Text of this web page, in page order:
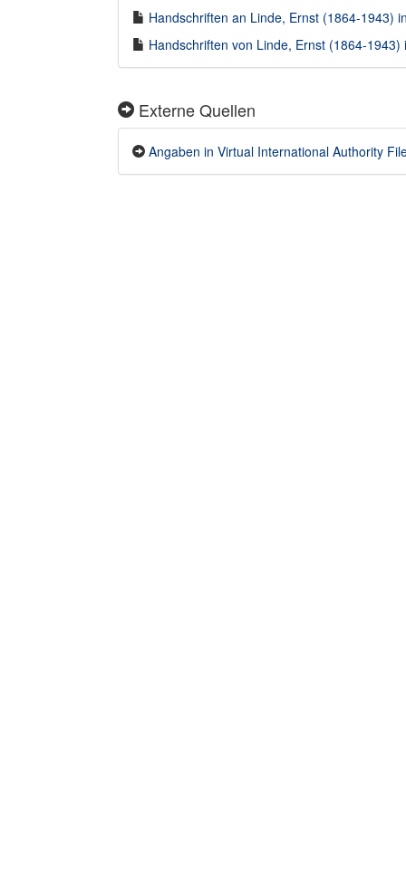
Handschriften an Linde, Ernst (1864-1943)
Handschriften von Linde, Ernst (1864-1943)
Externe Quellen
Angaben in Virtual International Authority